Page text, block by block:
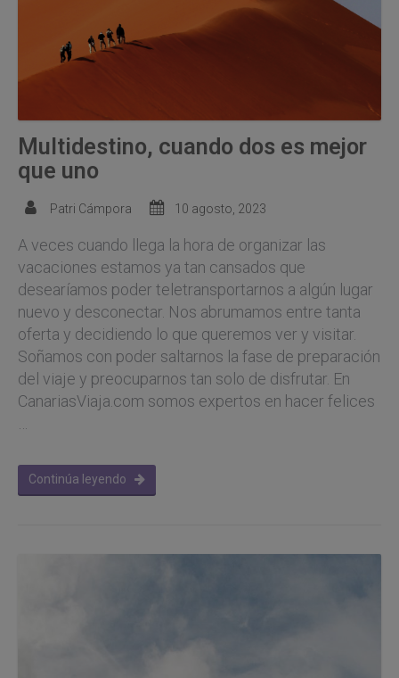
Multidestino, cuando dos es mejor
que uno
Patri Cámpora 10 agosto, 2023
A veces cuando llega la hora de organizar las
vacaciones estamos ya tan cansados que
desearíamos poder teletransportarnos a algún lugar
nuevo y desconectar. Nos abrumamos entre tanta
oferta y decidiendo lo que queremos ver y visitar.
Soñamos con poder saltarnos la fase de preparación
del viaje y preocuparnos tan solo de disfrutar. En
CanariasViaja.com somos expertos en hacer felices
Continúa leyendo